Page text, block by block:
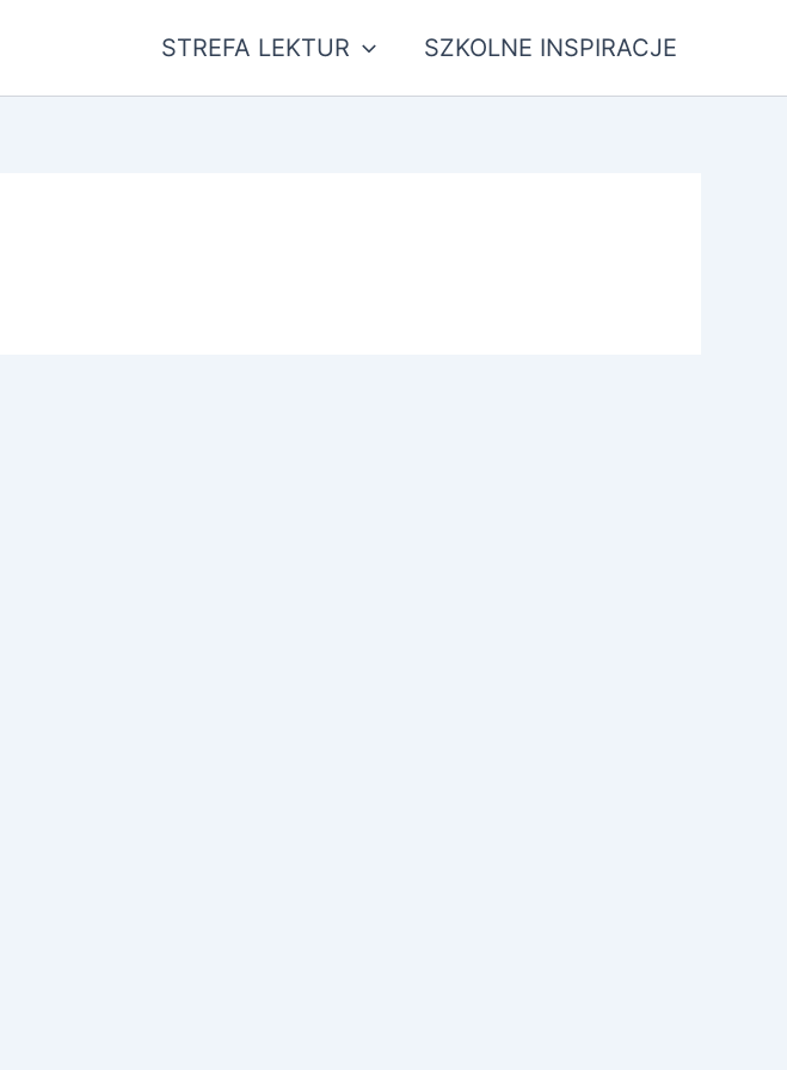
STREFA LEKTUR SZKOLNE INSPIRACJE